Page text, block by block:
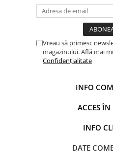
Vreau să primesc
magazinului. Află mai
Confidențialitate
INFO
ACCES
INFO
DATE